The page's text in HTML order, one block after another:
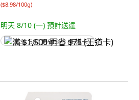
($8.98/100g)
明天 8/10 (一) 預計送達
满 $1,500 再省 $75 (王道卡)